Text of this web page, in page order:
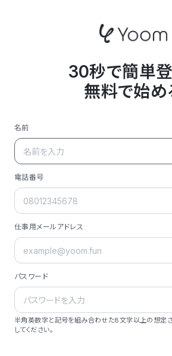
30秒で簡単登
無料で始め
名前
電話番号
仕事用メールアドレス
パスワード
半角英数字と記号を組み合わせた8文字以上の想定さ
してください。